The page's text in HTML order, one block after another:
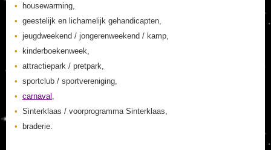
housewarming,
geestelijk en lichamelijk gehandicapten,
jeugdweekend / jongerenweekend / kamp,
kinderboekenweek,
attractiepark / pretpark,
sportclub / sportvereniging,
carnaval ,
Sinterklaas / voorprogramma Sinterklaas,
braderie.